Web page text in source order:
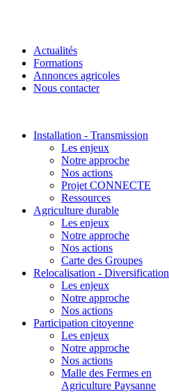
Actualités
Formations
Annonces agricoles
Nous contacter
Installation - Transmission
Les enjeux
Notre approche
Nos actions
Projet CONNECTE
Ressources
Agriculture durable
Les enjeux
Notre approche
Nos actions
Carte des Groupes
Relocalisation - Diversification
Les enjeux
Notre approche
Nos actions
Participation citoyenne
Les enjeux
Notre approche
Nos actions
Malle des Fermes en
Agriculture Paysanne